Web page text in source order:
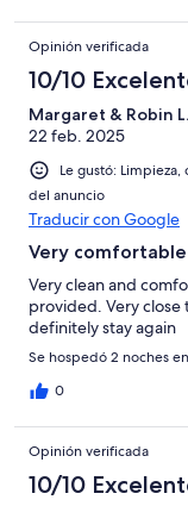
Opinión verificada
10/10
Margaret & Robin L.
22 feb. 2025
Le gustó:
del anuncio
Traducir con Google
Very
Very clean and
provided. Very close
definitely stay again
Se hospedó 2 noches
0
Opinión verificada
10/10